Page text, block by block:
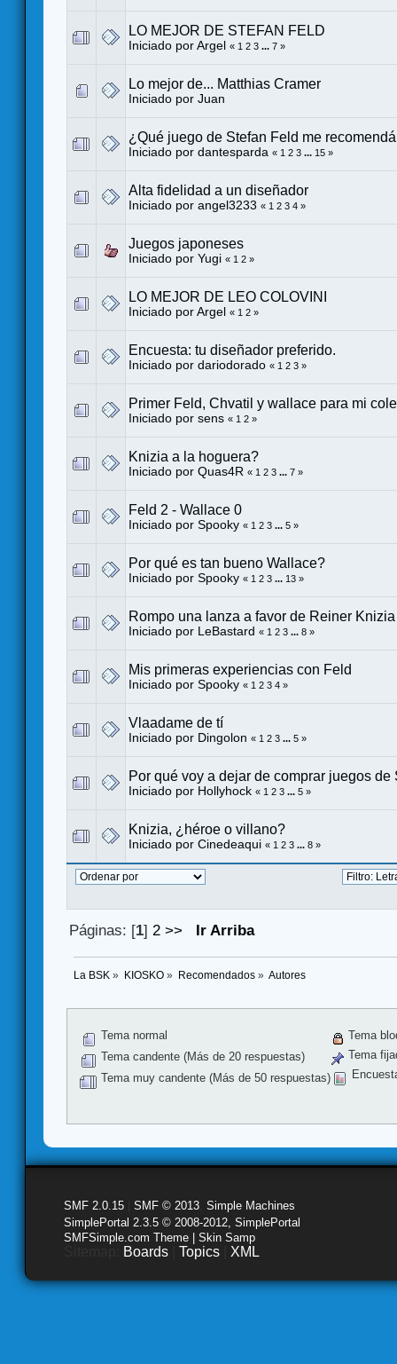
LO MEJOR DE STEFAN FELD
Iniciado por Argel « 1 2 3 ... 7 »
Lo mejor de... Matthias Cramer
Iniciado por Juan
¿Qué juego de Stefan Feld me
Iniciado por dantesparda « 1 2 3 ... 15 »
Alta fidelidad a un diseñador
Iniciado por angel3233 « 1 2 3 4 »
Juegos japoneses
Iniciado por Yugi « 1 2 »
LO MEJOR DE LEO COLOVINI
Iniciado por Argel « 1 2 »
Encuesta: tu diseñador preferido.
Iniciado por dariodorado « 1 2 3 »
Primer Feld, Chvatil y wallace para mi
Iniciado por sens « 1 2 »
Knizia a la hoguera?
Iniciado por Quas4R « 1 2 3 ... 7 »
Feld 2 - Wallace 0
Iniciado por Spooky « 1 2 3 ... 5 »
Por qué es tan bueno Wallace?
Iniciado por Spooky « 1 2 3 ... 13 »
Rompo una lanza a favor de Reiner Knizia
Iniciado por LeBastard « 1 2 3 ... 8 »
Mis primeras experiencias con Feld
Iniciado por Spooky « 1 2 3 4 »
Vlaadame de tí
Iniciado por Dingolon « 1 2 3 ... 5 »
Por qué voy a dejar de comprar juegos de
Iniciado por Hollyhock « 1 2 3 ... 5 »
Knizia, ¿héroe o villano?
Iniciado por Cinedeaqui « 1 2 3 ... 8 »
Páginas: [1] 2 >> Ir Arriba
La BSK » KIOSKO» Recomendados» Autores
Tema normal
Tema candente (Más de 20 respuestas)
Tema muy candente (Más de 50 respuestas)
Tema
Tema
SMF 2.0.15 SMF © 2013 Simple Machines
SimplePortal 2.3.5 © 2008-2012, SimplePortal
SMFSimple.com Theme | Skin Samp
Boards Topics XML